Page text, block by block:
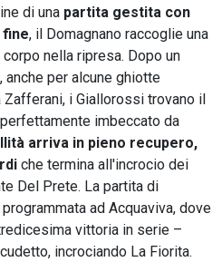
di una partita gestita con
, il Domagnano raccoglie una
nella ripresa. Dopo un
per alcune ghiotte
i Giallorossi trovano il
imbeccato da
arriva in pieno recupero,
che termina all'incrocio dei
Del Prete. La partita di
ad Acquaviva, dove
vittoria in serie –
incrociando La Fiorita.